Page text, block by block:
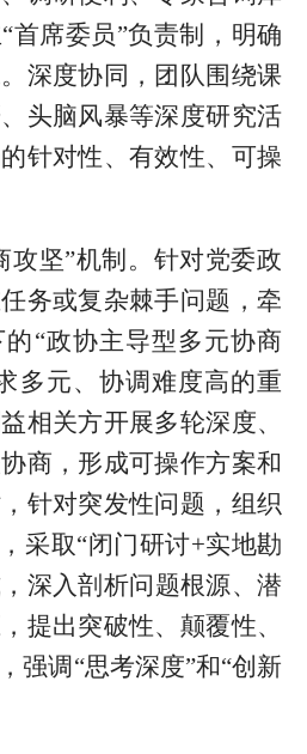
首席委员”负责制，明确
深度协同，团队围绕课
头脑风暴等深度研究活
针对性、有效性、可操
攻坚”机制。针对党委政
务或复杂棘手问题，牵
“政协主导型多元协商
多元、协调难度高的重
相关方开展多轮深度、
商，形成可操作方案和
针对突发性问题，组织
采取“闭门研讨+实地勘
深入剖析问题根源、潜
提出突破性、颠覆性、
强调“思考深度”和“创新